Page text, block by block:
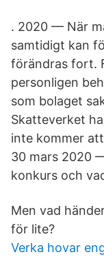
. 2020 — När
samtidigt kan
förändras fort.
personligen
som bolaget
Skatteverket
inte kommer
30 mars 2020
konkurs och
Men vad
för lite?
Verka hovar